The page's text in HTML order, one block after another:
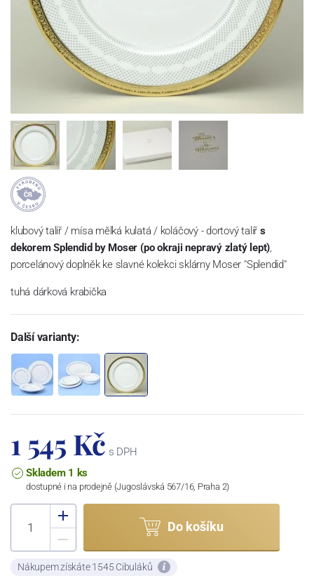
klubový talíř / mísa mělká kulatá / koláčový - dortový talíř s
dekorem Splendid by Moser (po okraji nepravý zlatý lept),
porcelánový doplněk ke slavné kolekci sklárny Moser "Splendid"
tuhá dárková krabička
Další varianty:
1 545 Kč s DPH
Skladem 1 ks
dostupné i na prodejně (Jugoslávská 567/16, Praha 2)
Do košíku
Nákupem získáte 1545 Cibuláků